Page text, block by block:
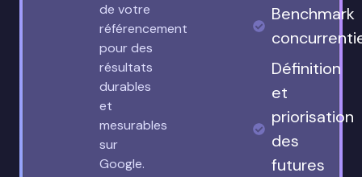
de votre
référencement
pour des
résultats
durables
et
mesurables
sur
Google.
Benchmark
Définition
et
priorisation
des
futures